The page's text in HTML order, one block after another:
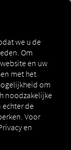
How to
we u de
Om
en uw
met het
om
noodzakelijke
echter de
Voor
en